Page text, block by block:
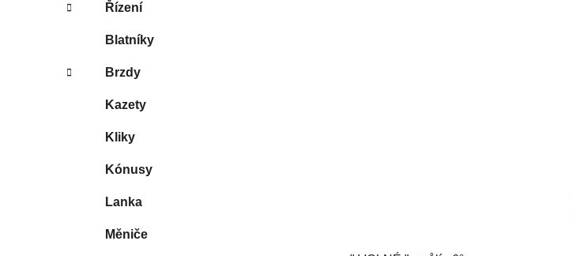
n
Řízení
Blatníky
Brzdy
Kazety
Kliky
Kónusy
Lanka
Měniče